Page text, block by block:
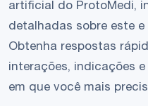
artificial do ProtoMedi,
detalhadas sobre este
Obtenha respostas
interações, indicações
em que você mais